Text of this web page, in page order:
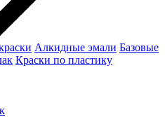
Алкидные эмали Базовые
Краски по пластику